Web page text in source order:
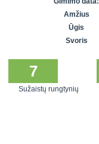
SFL rudens
Snaigės taurė
Amžius
Ūgis
Svoris
7
Sužaistų rungtynių